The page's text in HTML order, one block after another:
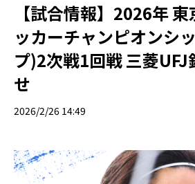
【試合情報】2026年
ッカーチャンピオンシ
プ)2次戦1回戦 三菱UFJ
せ
2026/2/26 14:49